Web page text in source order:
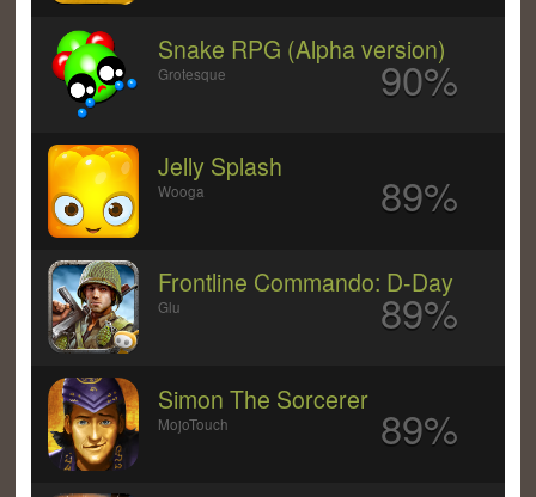
Snake RPG (Alpha version)
Grotesque 90%
Jelly Splash
Wooga 89%
Frontline Commando: D-Day
Glu 89%
Simon The Sorcerer
MojoTouch 89%